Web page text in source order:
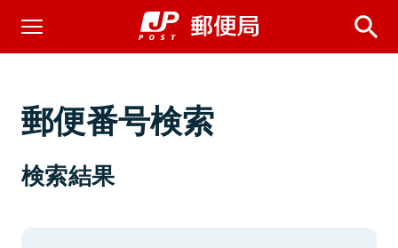
郵便番号検索
検索結果